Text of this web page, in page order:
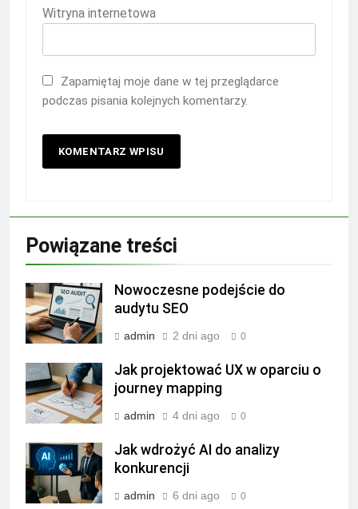
Witryna internetowa
Zapamiętaj moje dane w tej przeglądarce
podczas pisania kolejnych komentarzy.
Powiązane treści
Nowoczesne podejście do
audytu SEO
admin 2 dni ago 0
Jak projektować UX w oparciu o
journey mapping
admin 4 dni ago 0
Jak wdrożyć AI do analizy
konkurencji
admin 6 dni ago 0